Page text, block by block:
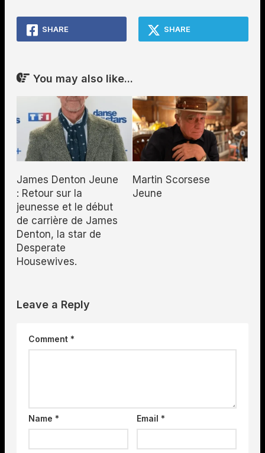
SHARE SHARE
You may also like...
James Denton Jeune
: Retour sur la
jeunesse et le début
de carrière de James
Denton, la star de
Desperate
Housewives.
Martin Scorsese
Jeune
Leave a Reply
Comment *
Name * Email*